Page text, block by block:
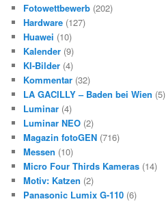
Fotowettbewerb (202)
Hardware (127)
Huawei (10)
Kalender (9)
KI-Bilder (4)
Kommentar (32)
LA GACILLY – Baden bei Wien (5)
Luminar (4)
Luminar NEO (2)
Magazin fotoGEN (716)
Messen (10)
Micro Four Thirds Kameras (14)
Motiv: Katzen (2)
Panasonic Lumix G-110 (6)